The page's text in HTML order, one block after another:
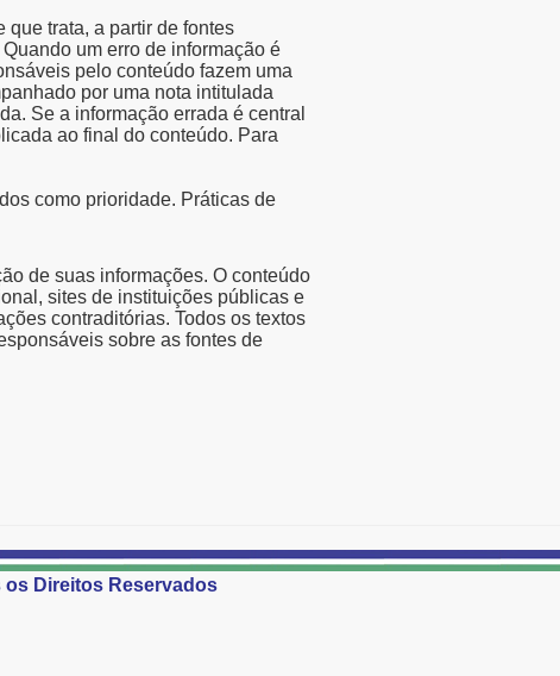
trata, a partir de fontes
um erro de informação é
pelo conteúdo fazem uma
por uma nota intitulada
Se a informação errada é central
ao final do conteúdo. Para
como prioridade. Práticas de
de suas informações. O conteúdo
sites de instituições públicas e
contraditórias. Todos os textos
sobre as fontes de
os Direitos Reservados